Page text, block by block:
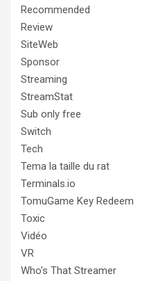
Recommended
Review
SiteWeb
Sponsor
Streaming
StreamStat
Sub only free
Switch
Tech
Tema la taille du rat
Terminals.io
TomuGame Key Redeem
Toxic
Vidéo
VR
Who's That Streamer